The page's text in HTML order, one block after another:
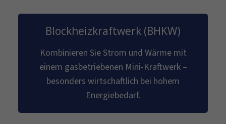
Blockheizkraftwerk (BHKW)
Kombinieren Sie Strom und Wärme mit
einem gasbetriebenen Mini-Kraftwerk –
besonders wirtschaftlich bei hohem
Energiebedarf.